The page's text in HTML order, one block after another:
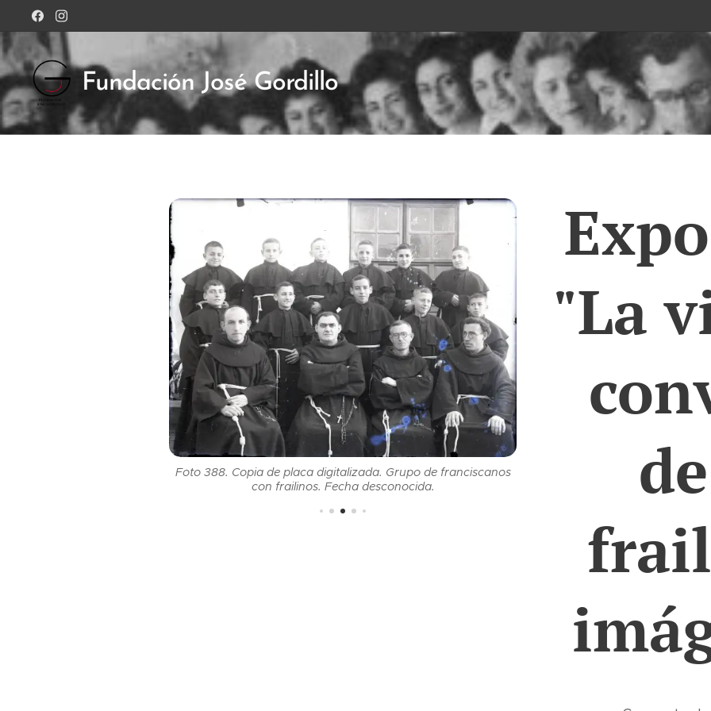
Fundación José Gordillo
Foto 388. Copia de placa digitalizada. Grupo de franciscanos
con frailinos. Fecha desconocida.
alumnos del colegio seráfico de
franciscano Lorenzo
"La